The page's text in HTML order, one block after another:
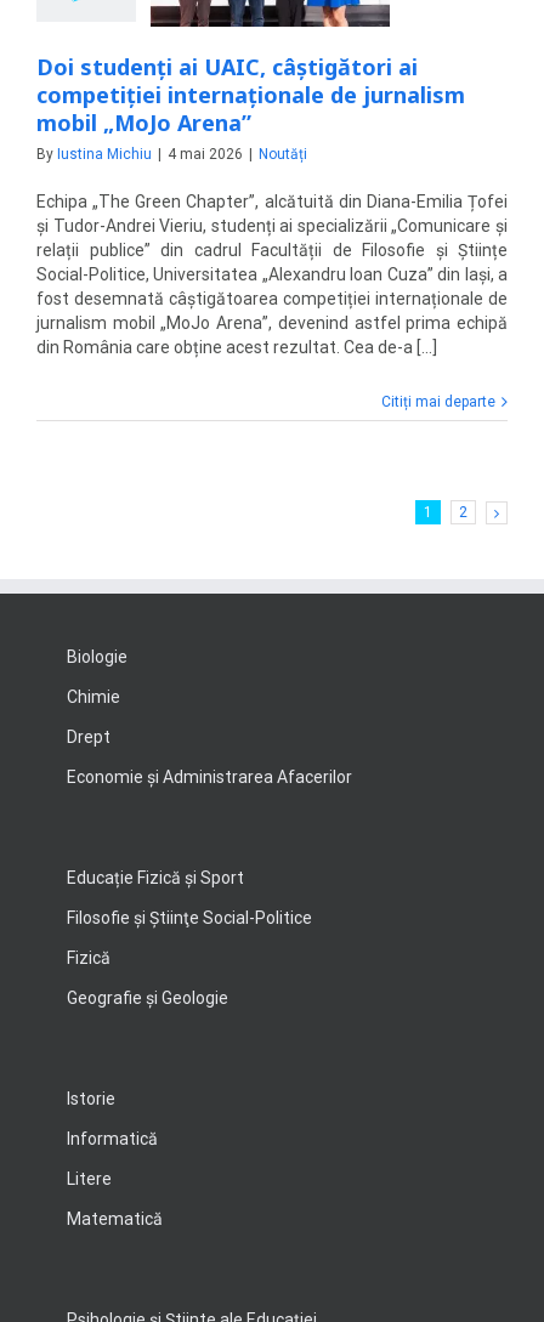
Doi studenți ai UAIC, câștigători ai
competiției internaționale de jurnalism
mobil „MoJo Arena”
By Iustina Michiu 4 mai 2026 Noutăți
Echipa „The Green Chapter”, alcătuită din Diana-Emilia Țofei
și Tudor-Andrei Vieriu, studenți ai specializării „Comunicare și
relații publice” din cadrul Facultății de Filosofie și Științe
Social-Politice, Universitatea „Alexandru Ioan Cuza” din Iași, a
fost desemnată câștigătoarea competiției internaționale de
jurnalism mobil „MoJo Arena”, devenind astfel prima echipă
din România care obține acest rezultat. Cea de-a [...]
Citiți mai departe
1 2
Biologie
Chimie
Drept
Economie şi Administrarea Afacerilor
Educație Fizică și Sport
Filosofie şi Ştiinţe Social-Politice
Fizică
Geografie şi Geologie
Istorie
Informatică
Litere
Matematică